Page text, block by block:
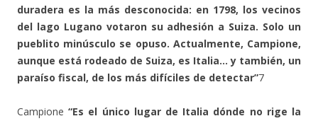
duradera es la más desconocida: en 1798, los vecinos
del lago Lugano votaron su adhesión a Suiza. Solo un
pueblito minúsculo se opuso. Actualmente, Campione,
aunque está rodeado de Suiza, es Italia… y también, un
paraíso fiscal, de los más difíciles de detectar”7
Campione“Es el único lugar de Italia dónde no rige la